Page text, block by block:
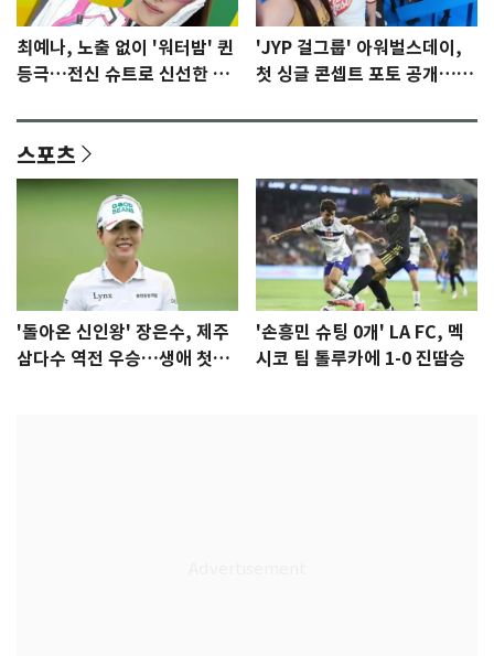
최예나, 노출 없이 '워터밤' 퀸
등극…전신 슈트로 신선한 충
'JYP 걸그룹' 아워벌스데이,
첫 싱글 콘셉트 포토 공개…청
스포츠
'돌아온 신인왕' 장은수, 제주
삼다수 역전 우승…생애 첫승
'손흥민 슈팅 0개' LA FC, 멕
시코 팀 톨루카에 1-0 진땀승